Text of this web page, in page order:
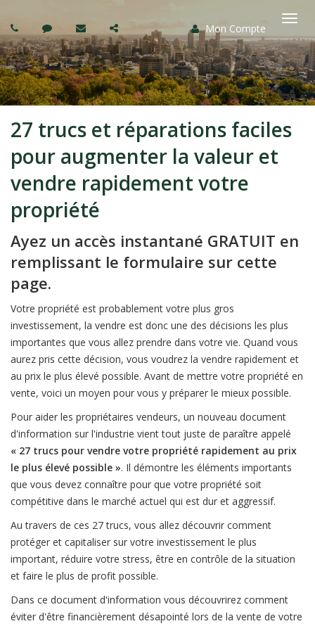
Mon Compte
la
27 trucs et réparations faciles
pour augmenter la valeur et
vendre rapidement votre
propriété
Ayez un accès instantané GRATUIT en
remplissant le formulaire sur cette
page.
Votre propriété est probablement votre plus gros
investissement, la vendre est donc une des décisions les plus
importantes que vous allez prendre dans votre vie. Quand vous
aurez pris cette décision, vous voudrez la vendre rapidement et
au prix le plus élevé possible. Avant de mettre votre propriété en
vente, voici un moyen pour vous y préparer le mieux possible.
Pour aider les propriétaires vendeurs, un nouveau document
d'information sur l'industrie vient tout juste de paraître appelé
« 27 trucs pour vendre votre propriété rapidement au prix
le plus élevé possible ». Il démontre les éléments importants
que vous devez connaître pour que votre propriété soit
compétitive dans le marché actuel qui est dur et aggressif.
Au travers de ces 27 trucs, vous allez découvrir comment
protéger et capitaliser sur votre investissement le plus
important, réduire votre stress, être en contrôle de la situation
et faire le plus de profit possible.
Dans ce document d'information vous découvrirez comment
éviter d'être financièrement désapointé lors de la vente de votre